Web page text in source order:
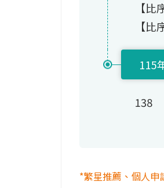
【
【
115
138
*繁星推薦、個人